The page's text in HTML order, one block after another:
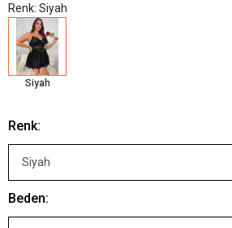
Renk: Siyah
Siyah
Renk:
Beden: